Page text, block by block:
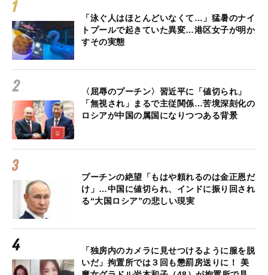
「泳ぐ人はほとんどいなくて…」猛暑のナイ
トプールで起きていた異変…港区女子が明か
すその実態
〈屈辱のプーチン〉習近平に「値切られ」
「無視され」まるで主従関係…苦境深刻化の
ロシアが中国の属国になりつつある背景
プーチンの絶望「もはや頼れるのは金正恩だ
け」…中国に値切られ、インドに振り回され
る“大国ロシア”の悲しい現実
「独房内のカメラに見せつけるように服を脱
いだ」拘置所では３回も懲罰房送りに！ 美